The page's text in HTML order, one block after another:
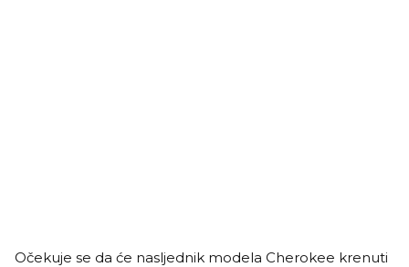
Očekuje se da će nasljednik modela Cherokee krenuti